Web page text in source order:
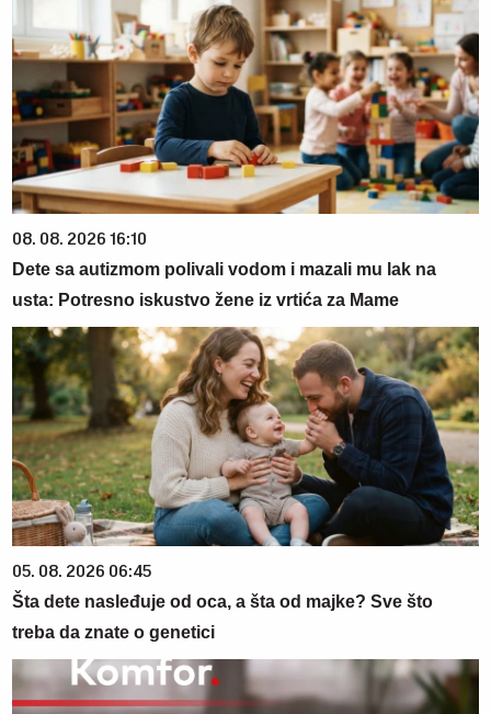
08. 08. 2026 16:10
Dete sa autizmom polivali vodom i mazali mu lak na
usta: Potresno iskustvo žene iz vrtića za Mame
05. 08. 2026 06:45
Šta dete nasleđuje od oca, a šta od majke? Sve što
treba da znate o genetici